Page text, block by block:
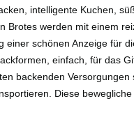
intelligente Kuchen,
Brotes werden mit einem
schönen Anzeige für
einfach, für das
backenden
Diese